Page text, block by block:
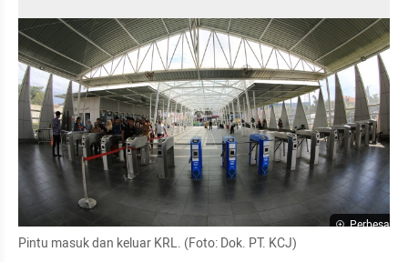
Perbesar
Pintu masuk dan keluar KRL. (Foto: Dok. PT. KCJ)